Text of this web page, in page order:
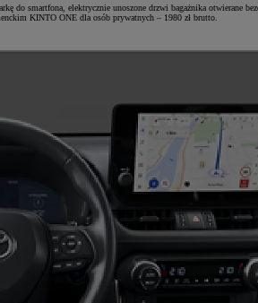
smartfona, elektrycznie unoszone drzwi bagażnika otwierane
KINTO ONE dla osób prywatnych – 1980 zł brutto.